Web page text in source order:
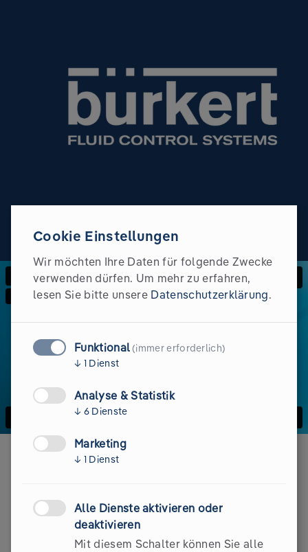
Click here for the final
quiz & your certificate!
Cookie Einstellungen
Wir möchten Ihre Daten für folgende Zwecke
verwenden dürfen. Um mehr zu erfahren,
lesen Sie bitte unsere Datenschutzerklärung.
Funktional(immer erforderlich)
↓ 1 Dienst
Analyse & Statistik
↓ 6 Dienste
Marketing
↓ 1 Dienst
Alle Dienste aktivieren oder
deaktivieren
Mit diesem Schalter können Sie alle